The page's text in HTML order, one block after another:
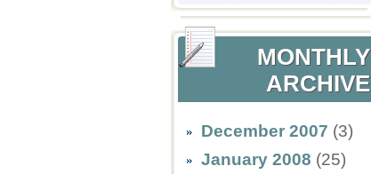
MONTHLY
ARCHIVE
December 2007 (3)
January 2008 (25)